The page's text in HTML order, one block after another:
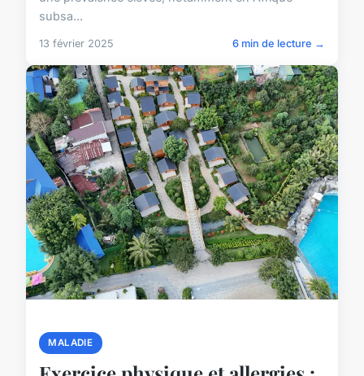
subsa...
13 février 2025 6 min de lecture →
MALADIE